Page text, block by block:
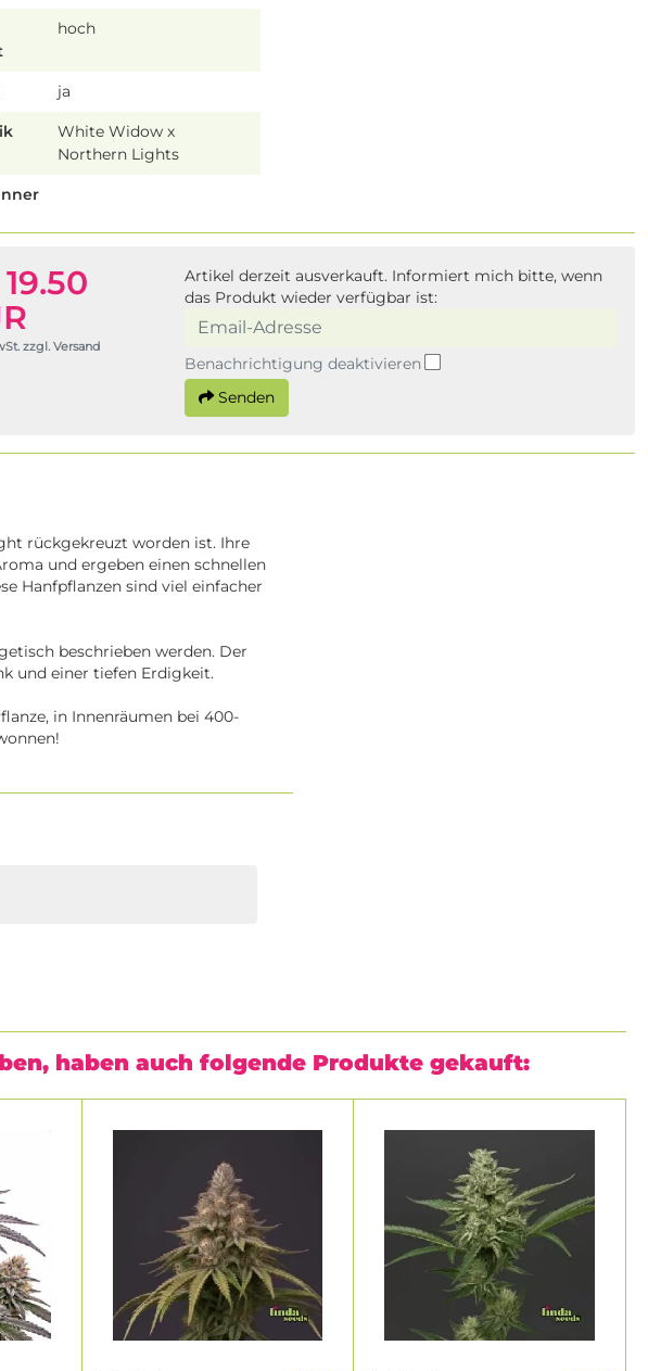
hoch
ja
White Widow x
Northern Lights
zzgl. Versand
Artikel derzeit ausverkauft. Informiert mich bitte, wenn
das Produkt wieder verfügbar ist:
Benachrichtigung deaktivieren
Senden
rückgekreuzt worden ist. Ihre
und ergeben einen schnellen
Hanfpflanzen sind viel einfacher
beschrieben werden. Der
und einer tiefen Erdigkeit.
in Innenräumen bei 400-
haben auch folgende Produkte gekauft: